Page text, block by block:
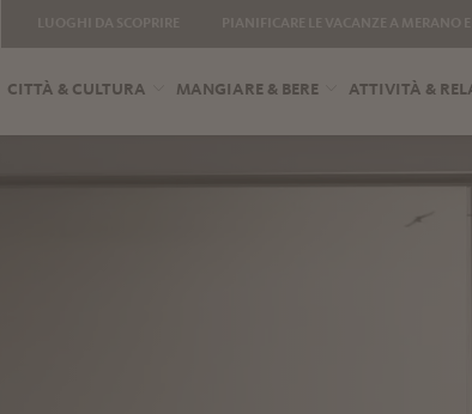
CITTÀ & CULTURA MANGIARE & BERE ATTIVITÀ &